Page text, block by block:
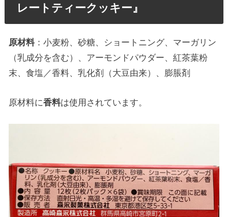
レートティークッキー』
原材料：小麦粉、砂糖、ショートニング、マーガリン
（乳成分を含む）、アーモンドパウダー、紅茶葉粉
末、食塩／香料、乳化剤（大豆由来）、膨脹剤
原材料に香料は使用されています。